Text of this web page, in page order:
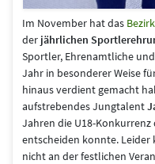
Im November hat das
der jährlichen
Sportler, Ehrenamtliche
Jahr in besonderer Weise
hinaus verdient gemacht
aufstrebendes Jungtalent
Jahren die U18-
entscheiden konnte.
nicht an der festlichen